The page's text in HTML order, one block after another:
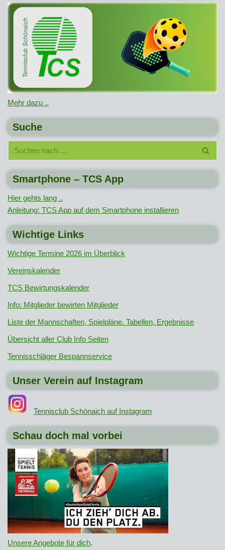
Mehr dazu ..
Suche
Smartphone – TCS App
Hier gehts lang ..
Anleitung: TCS App auf dem Smartphone installieren
Wichtige Links
Wichtige Termine 2026 im Überblick
Vereinskalender
TCS Bewirtungskalender
Info: Mitglieder bewirten Mitglieder
Liste der Mannschaften, Spielpläne. Tabellen, Ergebnisse
Übersicht aller Club Info Seiten
Tennisschläger Bespannservice
Unser Verein auf Instagram
Tennisclub Schönaich auf Instagram
Schau doch mal vorbei
Unsere Angebote für dich.